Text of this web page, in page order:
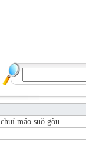
chuí máo suǒ gòu